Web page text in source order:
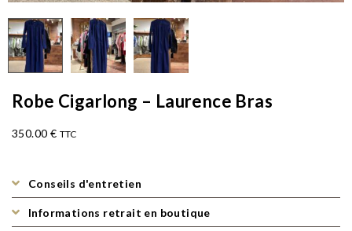
Robe Cigarlong – Laurence Bras
350.00 € TTC
Conseils d'entretien
Informations retrait en boutique